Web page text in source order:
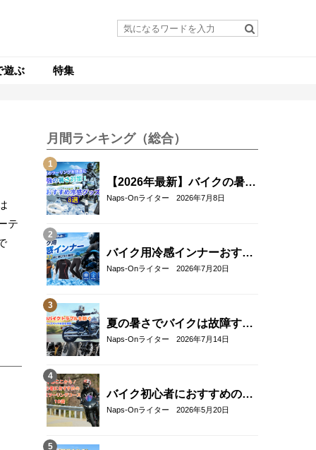
遊ぶ 特集
テ
月間ランキング（総合）
【2026年最新】バイクの暑さ
対策・冷感グッズおすすめ8
Naps-Onライター 2026年7月8日
バイク用冷感インナーおすす
め22選！夏のツーリングを快
Naps-Onライター 2026年7月20日
夏の暑さでバイクは故障す
る？起こりやすいトラブルと
Naps-Onライター 2026年7月14日
バイク初心者におすすめの関
東近郊ツーリングコース10選
Naps-Onライター 2026年5月20日